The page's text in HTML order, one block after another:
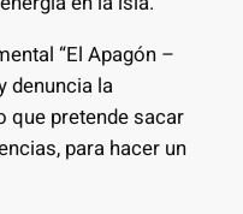
“El Apagón –
denuncia la
que pretende sacar
para hacer un